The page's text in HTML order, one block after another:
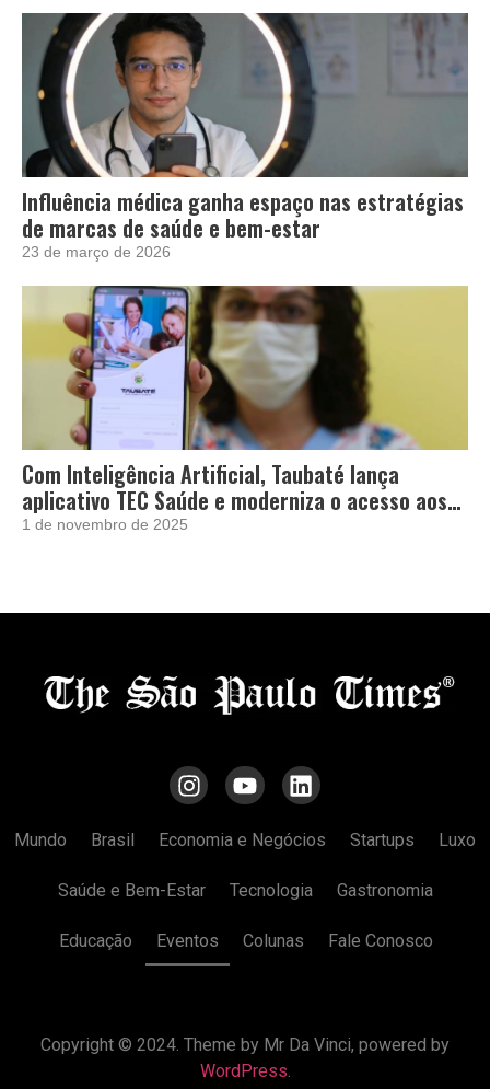
Influência médica ganha espaço nas estratégias
de marcas de saúde e bem-estar
23 de março de 2026
Com Inteligência Artificial, Taubaté lança
aplicativo TEC Saúde e moderniza o acesso aos
serviços de saúde
1 de novembro de 2025
Mundo Brasil Economia e Negócios Startups Luxo
Saúde e Bem-Estar Tecnologia Gastronomia
Educação Eventos Colunas Fale Conosco
Copyright © 2024. Theme by Mr Da Vinci, powered by
WordPress.